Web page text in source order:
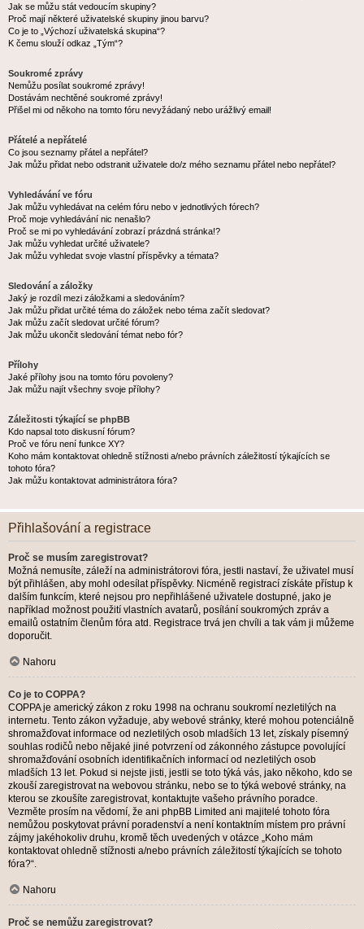
Jak se můžu stát vedoucím skupiny?
Proč mají některé uživatelské skupiny jinou barvu?
Co je to „Výchozí uživatelská skupina“?
K čemu slouží odkaz „Tým“?
Soukromé zprávy
Nemůžu posílat soukromé zprávy!
Dostávám nechtěné soukromé zprávy!
Přišel mi od někoho na tomto fóru nevyžádaný nebo urážlivý email!
Přátelé a nepřátelé
Co jsou seznamy přátel a nepřátel?
Jak můžu přidat nebo odstranit uživatele do/z mého seznamu přátel nebo nepřátel?
Vyhledávání ve fóru
Jak můžu vyhledávat na celém fóru nebo v jednotlivých fórech?
Proč moje vyhledávání nic nenašlo?
Proč se mi po vyhledávání zobrazí prázdná stránka!?
Jak můžu vyhledat určité uživatele?
Jak můžu vyhledat svoje vlastní příspěvky a témata?
Sledování a záložky
Jaký je rozdíl mezi záložkami a sledováním?
Jak můžu přidat určité téma do záložek nebo téma začít sledovat?
Jak můžu začít sledovat určité fórum?
Jak můžu ukončit sledování témat nebo fór?
Přílohy
Jaké přílohy jsou na tomto fóru povoleny?
Jak můžu najít všechny svoje přílohy?
Záležitosti týkající se phpBB
Kdo napsal toto diskusní fórum?
Proč ve fóru není funkce XY?
Koho mám kontaktovat ohledně stížnosti a/nebo právních záležitostí týkajících se
tohoto fóra?
Jak můžu kontaktovat administrátora fóra?
Přihlašování a registrace
Proč se musím zaregistrovat?
Možná nemusíte, záleží na administrátorovi fóra, jestli nastaví, že uživatel musí
být přihlášen, aby mohl odesílat příspěvky. Nicméně registrací získáte přístup k
dalším funkcím, které nejsou pro nepřihlášené uživatele dostupné, jako je
například možnost použití vlastních avatarů, posílání soukromých zpráv a
emailů ostatním členům fóra atd. Registrace trvá jen chvíli a tak vám ji můžeme
doporučit.
Nahoru
Co je to COPPA?
COPPA je americký zákon z roku 1998 na ochranu soukromí nezletilých na
internetu. Tento zákon vyžaduje, aby webové stránky, které mohou potenciálně
shromažďovat informace od nezletilých osob mladších 13 let, získaly písemný
souhlas rodičů nebo nějaké jiné potvrzení od zákonného zástupce povolující
shromažďování osobních identifikačních informací od nezletilých osob
mladších 13 let. Pokud si nejste jisti, jestli se toto týká vás, jako někoho, kdo se
zkouší zaregistrovat na webovou stránku, nebo se to týká webové stránky, na
kterou se zkoušíte zaregistrovat, kontaktujte vašeho právního poradce.
Vezměte prosím na vědomí, že ani phpBB Limited ani majitelé tohoto fóra
nemůžou poskytovat právní poradenství a není kontaktním místem pro právní
zájmy jakéhokoliv druhu, kromě těch uvedených v otázce „Koho mám
kontaktovat ohledně stížnosti a/nebo právních záležitostí týkajících se tohoto
fóra?“.
Nahoru
Proč se nemůžu zaregistrovat?